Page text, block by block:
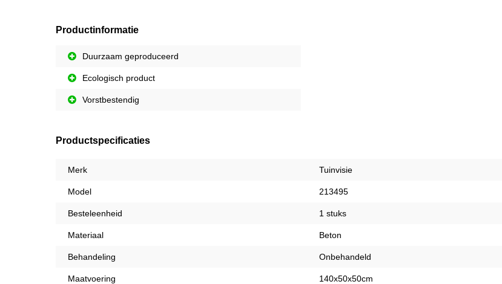
Productinformatie
Duurzaam geproduceerd
Ecologisch product
Vorstbestendig
Productspecificaties
Merk Tuinvisie
Model 213495
Besteleenheid 1 stuks
Materiaal Beton
Behandeling Onbehandeld
Maatvoering 140x50x50cm